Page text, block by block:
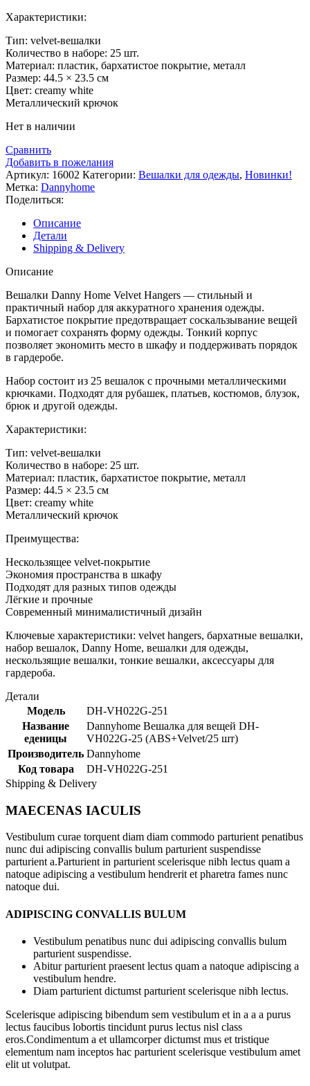
Характеристики:
Тип: velvet-вешалки
Количество в наборе: 25 шт.
Материал: пластик, бархатистое покрытие, металл
Размер: 44.5 × 23.5 см
Цвет: creamy white
Металлический крючок
Нет в наличии
Сравнить
Добавить в пожелания
Артикул: 16002 Категории: Вешалки для одежды, Новинки!
Метка: Dannyhome
Поделиться:
Описание
Детали
Shipping & Delivery
Описание
Вешалки Danny Home Velvet Hangers — стильный и
практичный набор для аккуратного хранения одежды.
Бархатистое покрытие предотвращает соскальзывание вещей
и помогает сохранять форму одежды. Тонкий корпус
позволяет экономить место в шкафу и поддерживать порядок
в гардеробе.
Набор состоит из 25 вешалок с прочными металлическими
крючками. Подходят для рубашек, платьев, костюмов, блузок,
брюк и другой одежды.
Характеристики:
Тип: velvet-вешалки
Количество в наборе: 25 шт.
Материал: пластик, бархатистое покрытие, металл
Размер: 44.5 × 23.5 см
Цвет: creamy white
Металлический крючок
Преимущества:
Нескользящее velvet-покрытие
Экономия пространства в шкафу
Подходят для разных типов одежды
Лёгкие и прочные
Современный минималистичный дизайн
Ключевые характеристики: velvet hangers, бархатные вешалки,
набор вешалок, Danny Home, вешалки для одежды,
нескользящие вешалки, тонкие вешалки, аксессуары для
гардероба.
Детали
Модель
DH-VH022G-251
Название
еденицы
Dannyhome Вешалка для вещей DH-
VH022G-25 (ABS+Velvet/25 шт)
Производитель Dannyhome
Код товара
DH-VH022G-251
Shipping & Delivery
MAECENAS IACULIS
Vestibulum curae torquent diam diam commodo parturient penatibus
nunc dui adipiscing convallis bulum parturient suspendisse
parturient a.Parturient in parturient scelerisque nibh lectus quam a
natoque adipiscing a vestibulum hendrerit et pharetra fames nunc
natoque dui.
ADIPISCING CONVALLIS BULUM
Vestibulum penatibus nunc dui adipiscing convallis bulum
parturient suspendisse.
Abitur parturient praesent lectus quam a natoque adipiscing a
vestibulum hendre.
Diam parturient dictumst parturient scelerisque nibh lectus.
Scelerisque adipiscing bibendum sem vestibulum et in a a a purus
lectus faucibus lobortis tincidunt purus lectus nisl class
eros.Condimentum a et ullamcorper dictumst mus et tristique
elementum nam inceptos hac parturient scelerisque vestibulum amet
elit ut volutpat.